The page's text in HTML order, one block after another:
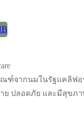
ฑ์จากนมในรัฐแคลิฟอ
ย ปลอดภัย และมีสุขภ